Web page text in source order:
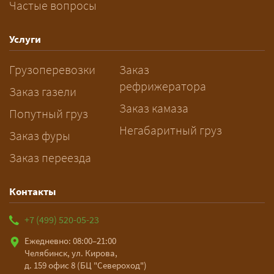
— Заранее: только оформление
рабочих дней. Оставьте заявку
заблаговременно — логист
рассчитает маршрут и запустит
подготовку документов.
Частые вопросы
Услуги
Грузоперевозки
Заказ газели
Попутный груз
Заказ фуры
Заказ переезда
Заказ
рефрижератора
Заказ камаза
Негабаритный груз
Контакты
+7 (499) 520-05-23
Ежедневно: 08:00–21:00
Челябинск, ул. Кирова,
д. 159 офис 8 (БЦ "Североход")